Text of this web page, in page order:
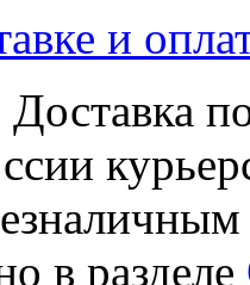
и
Доставка
в разделе